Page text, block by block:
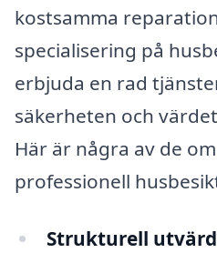
kostsamma
specialisering på
erbjuda en rad
säkerheten och
Här är några av de
professionell
Strukturell